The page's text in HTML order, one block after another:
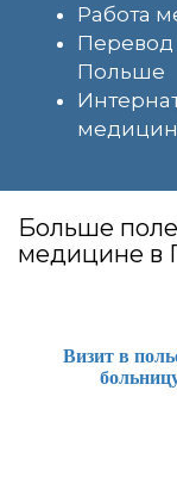
Работа
Польше
Больше
медицине в
Визит в